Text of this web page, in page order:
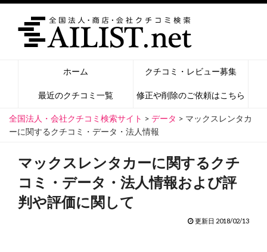
ホーム クチコミ・レビュー募集
最近のクチコミ一覧 修正や削除のご依頼はこちら
全国法人・会社クチコミ検索サイト > データ > マックスレンタカ
ーに関するクチコミ・データ・法人情報
マックスレンタカーに関するクチ
コミ・データ・法人情報および評
判や評価に関して
更新日 2018/02/13